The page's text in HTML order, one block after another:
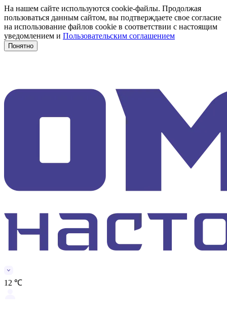
На нашем сайте используются cookie-файлы. Продолжая
пользоваться данным сайтом, вы подтверждаете свое согласие
на использование файлов cookie в соответствии с настоящим
уведомлением и Пользовательским соглашением
Понятно
12 ℃